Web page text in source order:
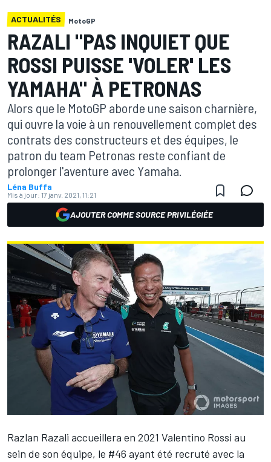
ACTUALITÉS MotoGP
RAZALI "PAS INQUIET QUE
ROSSI PUISSE 'VOLER' LES
YAMAHA" À PETRONAS
Alors que le MotoGP aborde une saison charnière,
qui ouvre la voie à un renouvellement complet des
contrats des constructeurs et des équipes, le
patron du team Petronas reste confiant de
prolonger l'aventure avec Yamaha.
Léna Buffa
Mis à jour: 17 janv. 2021, 11:21
AJOUTER COMME SOURCE PRIVILÉGIÉE
Razlan Razali accueillera en 2021 Valentino Rossi au
sein de son équipe, le #46 ayant été recruté avec la